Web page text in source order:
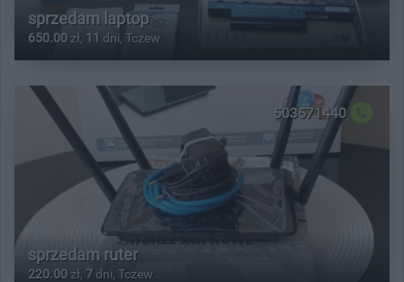
sprzedam laptop
650.00 zł, 11 dni, Tczew
503571440
sprzedam ruter
220.00 zł, 7 dni, Tczew